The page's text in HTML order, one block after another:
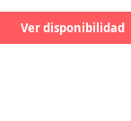
Ver disponibilidad